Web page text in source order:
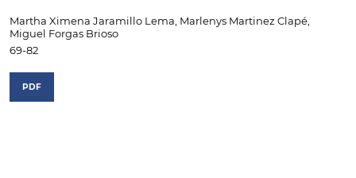
Martha Ximena Jaramillo Lema, Marlenys Martinez Clapé,
Miguel Forgas Brioso
69-82
PDF